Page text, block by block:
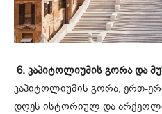
6. კაპიტოლიუმის გორა და
კაპიტოლიუმის გორა, ერთ-
დღეს ისტორიულ და